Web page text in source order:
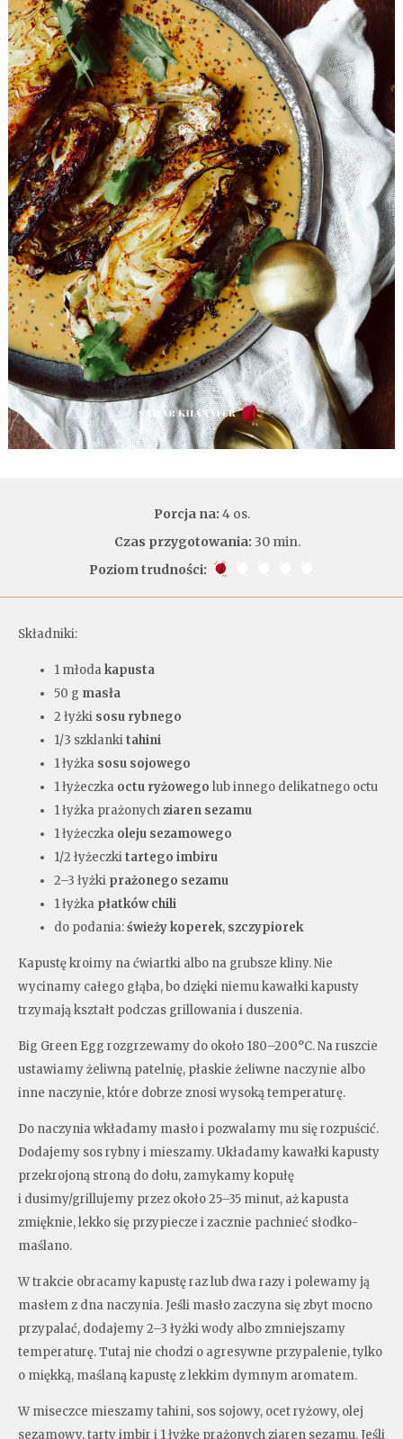
Porcja na: 4 os.
Czas przygotowania: 30 min.
Poziom trudności:
Składniki:
1 młodakapusta
50 g masła
2 łyżki sosu rybnego
1/3 szklankitahini
1 łyżka sosu sojowego
1 łyżeczka octu ryżowego lub innego delikatnego octu
1 łyżka prażonychziaren sezamu
1 łyżeczka oleju sezamowego
1/2 łyżeczkitartego imbiru
2–3 łyżki prażonego sezamu
1 łyżka płatków chili
do podania:świeży koperek, szczypiorek
Kapustę kroimy na ćwiartki albo na grubsze kliny. Nie
wycinamy całego głąba, bo dzięki niemu kawałki kapusty
trzymają kształt podczas grillowania i duszenia.
Big Green Egg rozgrzewamy do około 180–200°C. Na ruszcie
ustawiamy żeliwną patelnię, płaskie żeliwne naczynie albo
inne naczynie, które dobrze znosi wysoką temperaturę.
Do naczynia wkładamy masło i pozwalamy mu się rozpuścić.
Dodajemy sos rybny i mieszamy. Układamy kawałki kapusty
przekrojoną stroną do dołu, zamykamy kopułę
i dusimy/grillujemy przez około 25–35 minut, aż kapusta
zmięknie, lekko się przypiecze i zacznie pachnieć słodko-
maślano.
W trakcie obracamy kapustę raz lub dwa razy i polewamy ją
masłem z dna naczynia. Jeśli masło zaczyna się zbyt mocno
przypalać, dodajemy 2–3 łyżki wody albo zmniejszamy
temperaturę. Tutaj nie chodzi o agresywne przypalenie, tylko
o miękką, maślaną kapustę z lekkim dymnym aromatem.
W miseczce mieszamy tahini, sos sojowy, ocet ryżowy, olej
sezamowy, tarty imbir i 1 łyżkę prażonych ziaren sezamu. Jeśli